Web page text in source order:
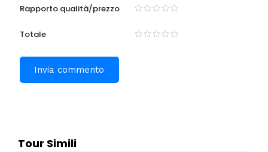
Rapporto qualità/prezzo
Totale
Tour Simili